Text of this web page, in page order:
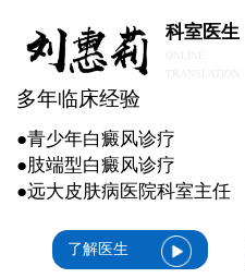
科室医生
多年临床经验
●青少年白癜风诊疗
●肢端型白癜风诊疗
●远大皮肤病医院科室主任
了解医生